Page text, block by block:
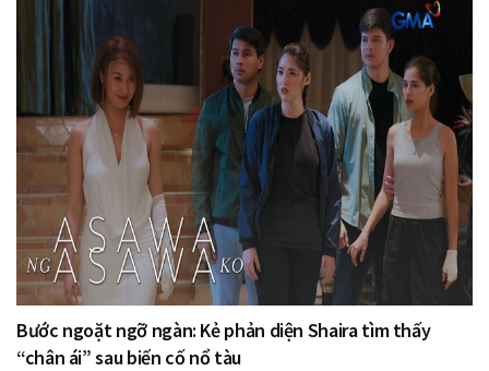
Bước ngoặt ngỡ ngàn: Kẻ phản diện Shaira tìm thấy
“chân ái” sau biến cố nổ tàu